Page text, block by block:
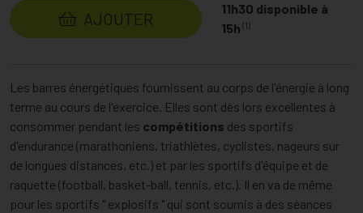
AJOUTER
11h30 disponible à
15h (1)
Les barres énergétiques fournissent au corps de l'énergie à long
terme au cours de l'exercice. Elles sont dès lors excellentes à
consommer pendant les compétitions des sportifs
d'endurance (marathoniens, triathlètes, cyclistes, nageurs sur
de longues distances, etc.) et par les sportifs d'équipe et de
raquette (football, basket-ball, tennis, etc.). Il en va de même
pour les sportifs " explosifs " qui sont soumis à des séances